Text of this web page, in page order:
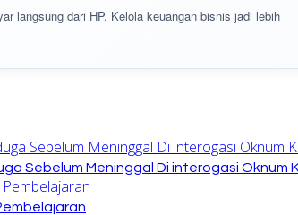
langsung dari HP. Kelola keuangan bisnis jadi lebih
Sebelum Meninggal Di interogasi Oknum